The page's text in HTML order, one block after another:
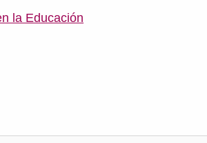
la Educación